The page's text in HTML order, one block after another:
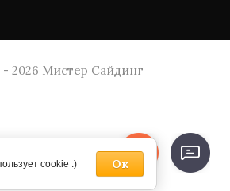
- 2026 Мистер Сайдинг
Megagroup.ru
cookie :) Ок